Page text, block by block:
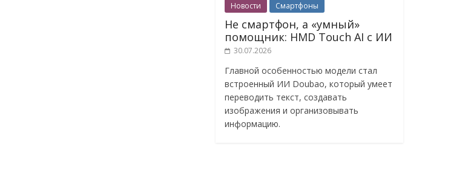
Новости Смартфоны
Не смартфон, а «умный»
помощник: HMD Touch AI с ИИ
30.07.2026
Главной особенностью модели стал
встроенный ИИ Doubao, который умеет
переводить текст, создавать
изображения и организовывать
информацию.